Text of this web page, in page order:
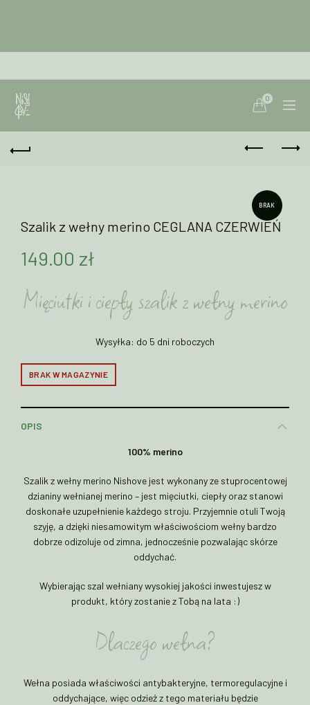
0
BRAK
Szalik z wełny merino CEGLANA CZERWIEŃ
149.00 zł
Mięciutki i ciepły szalik z wełny merino
Wysyłka: do 5 dni roboczych
BRAK W MAGAZYNIE
OPIS
100% merino
Szalik z wełny merino Nishove jest wykonany ze stuprocentowej
dzianiny wełnianej merino – jest mięciutki, ciepły oraz stanowi
doskonałe uzupełnienie każdego stroju. Przyjemnie otuli Twoją
szyję, a dzięki niesamowitym właściwościom wełny bardzo
dobrze odizoluje od zimna, jednocześnie pozwalając skórze
oddychać.
Wybierając szal wełniany wysokiej jakości inwestujesz w
produkt, który zostanie z Tobą na lata :)
Dlaczego wełna?
Wełna posiada właściwości antybakteryjne, termoregulacyjne i
oddychające, więc odzież z tego materiału będzie